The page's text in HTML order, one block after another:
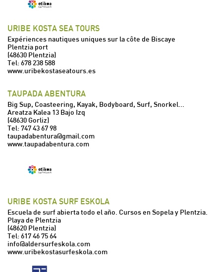
URIBE KOSTA SEA TOURS
Expériences nautiques uniques sur la côte de Biscaye
Plentzia port
(48630 Plentzia)
Tel:678 238 588
www.uribekostaseatours.es
TAUPADA ABENTURA
Big Sup, Coasteering, Kayak, Bodyboard, Surf, Snorkel...
Areatza Kalea 13 Bajo Izq
(48630 Gorliz)
Tel:747 43 67 98
taupadabentura@gmail.com
www.taupadabentura.com
URIBE KOSTA SURF ESKOLA
Escuela de surf abierta todo el año. Cursos en Sopela y Plentzia.
Playa de Plentzia
(48620 Plentzia)
Tel:617 46 75 64
info@aldersurfeskola.com
www.uribekostasurfeskola.com